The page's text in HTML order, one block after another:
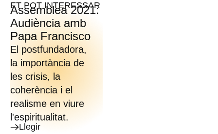
ET POT INTERESSAR
Assemblea 2021:
Audiència amb
Papa Francisco
El postfundadora,
la importància de
les crisis, la
coherència i el
realisme en viure
l'espiritualitat.
Llegir